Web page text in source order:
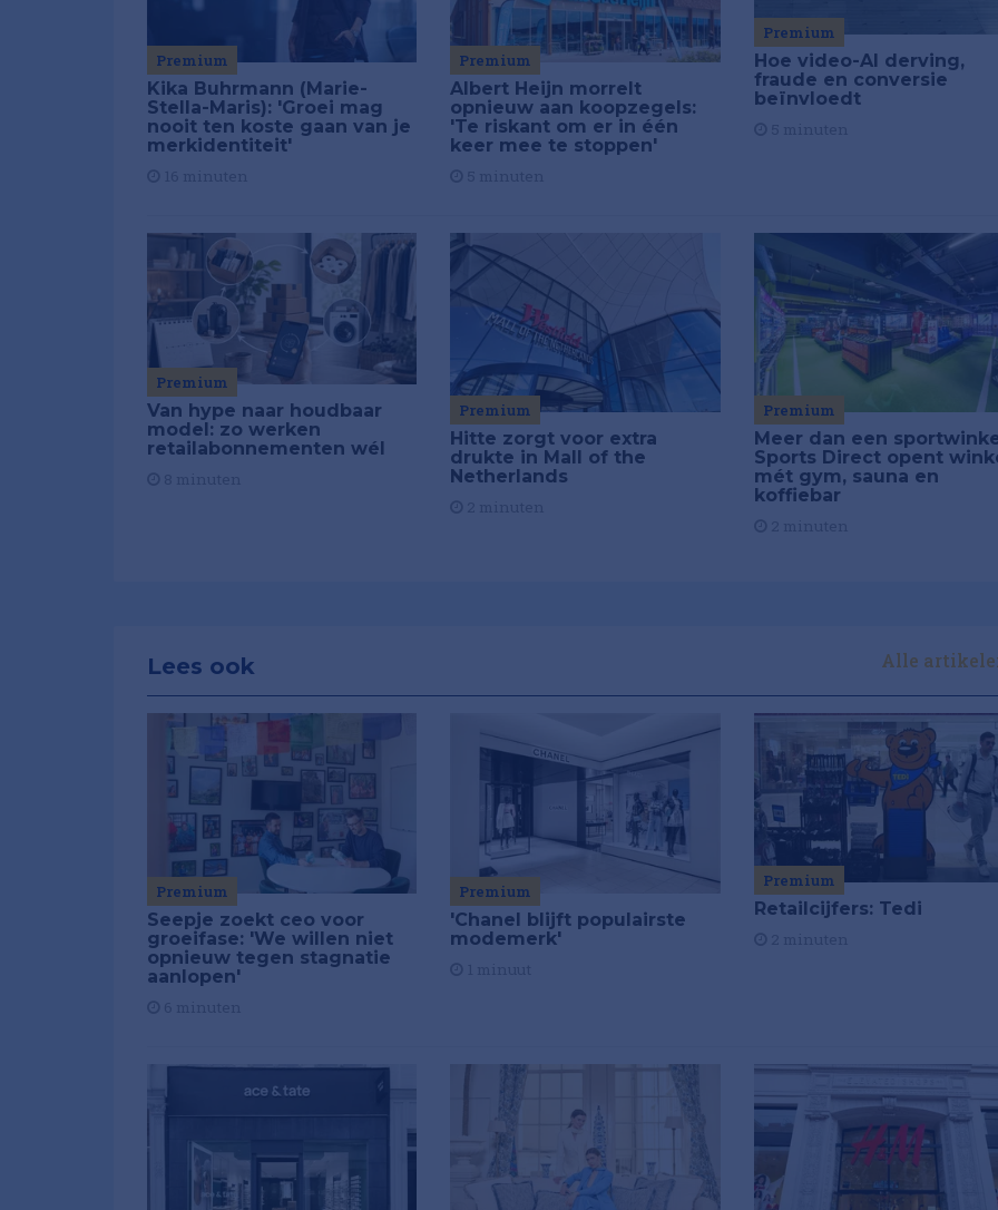
Premium
Kika Buhrmann (Marie-
Stella-Maris): 'Groei mag
nooit ten koste gaan van je
merkidentiteit'
Premium
Albert Heijn morrelt
opnieuw aan koopzegels:
'Te riskant om er in één
keer mee te stoppen'
Premium
Hoe video-AI derving,
fraude en conversie
beïnvloedt
Premium
Van hype naar houdbaar
model: zo werken
retailabonnementen wél
Premium
Hitte zorgt voor extra
drukte in Mall of the
Netherlands
Premium
Meer dan een
Sports Direct opent
mét gym, sauna en
koffiebar
Lees ook Alle
Premium
Seepje zoekt ceo voor
groeifase: 'We willen niet
opnieuw tegen stagnatie
aanlopen'
Premium
'Chanel blijft populairste
modemerk'
Premium
Retailcijfers: Tedi